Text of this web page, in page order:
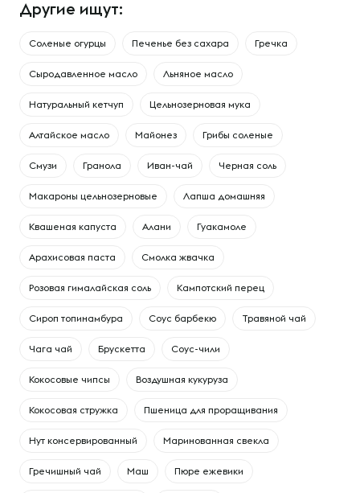
Другие ищут:
Соленые огурцы Печенье без сахара Гречка
Сыродавленное масло Льняное масло
Натуральный кетчуп Цельнозерновая мука
Алтайское масло Майонез Грибы соленые
Смузи Гранола Иван-чай Черная соль
Макароны цельнозерновые Лапша домашняя
Квашеная капуста Алани Гуакамоле
Арахисовая паста Смолка жвачка
Розовая гималайская соль Кампотский перец
Сироп топинамбура Соус барбекю Травяной чай
Чага чай Брускетта Соус-чили
Кокосовые чипсы Воздушная кукуруза
Кокосовая стружка Пшеница для проращивания
Нут консервированный Маринованная свекла
Гречишный чай Маш Пюре ежевики